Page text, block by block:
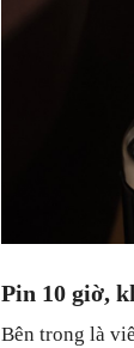
Pin 10 giờ,
Bên trong là